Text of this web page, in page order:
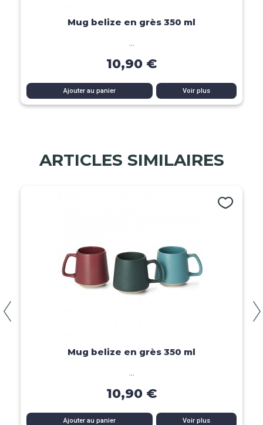
Aperçu rapide
Mug belize en grès 350 ml
...
10,90 €
Ajouter au panier Voir plus
ARTICLES SIMILAIRES
Aperçu rapide
Mug belize en grès 350 ml
...
10,90 €
Ajouter au panier Voir plus